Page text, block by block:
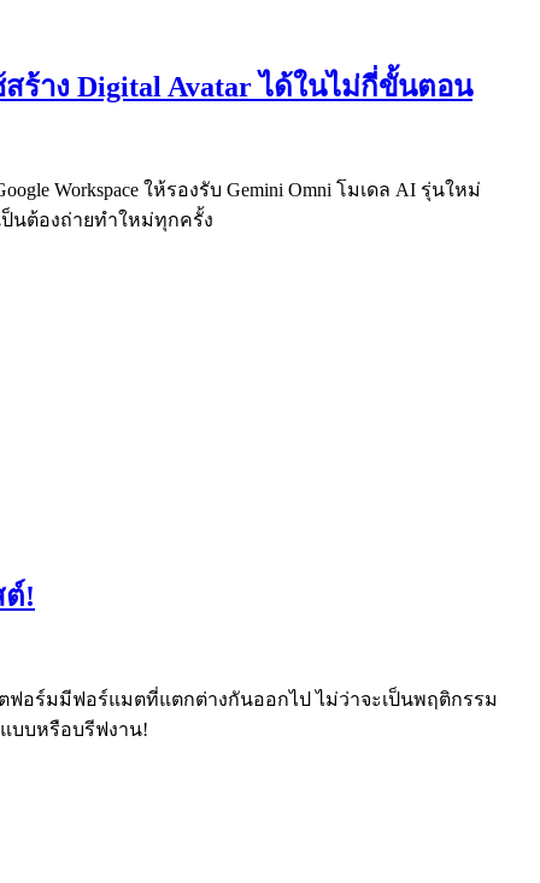
สร้าง Digital Avatar ได้ในไม่กี่ขั้นตอน
Workspace ให้รองรับ Gemini Omni โมเดล AI รุ่นใหม่
ป็นต้องถ่ายทำใหม่ทุกครั้ง
ต์!
ฟอร์มมีฟอร์แมตที่แตกต่างกันออกไป ไม่ว่าจะเป็นพฤติกรรม
แบบหรือบรีฟงาน!